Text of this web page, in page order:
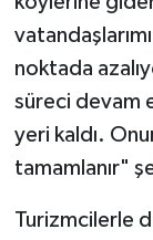
noktada
süreci devam
yeri kaldı.
tamamlanır"
Turizmcilerle